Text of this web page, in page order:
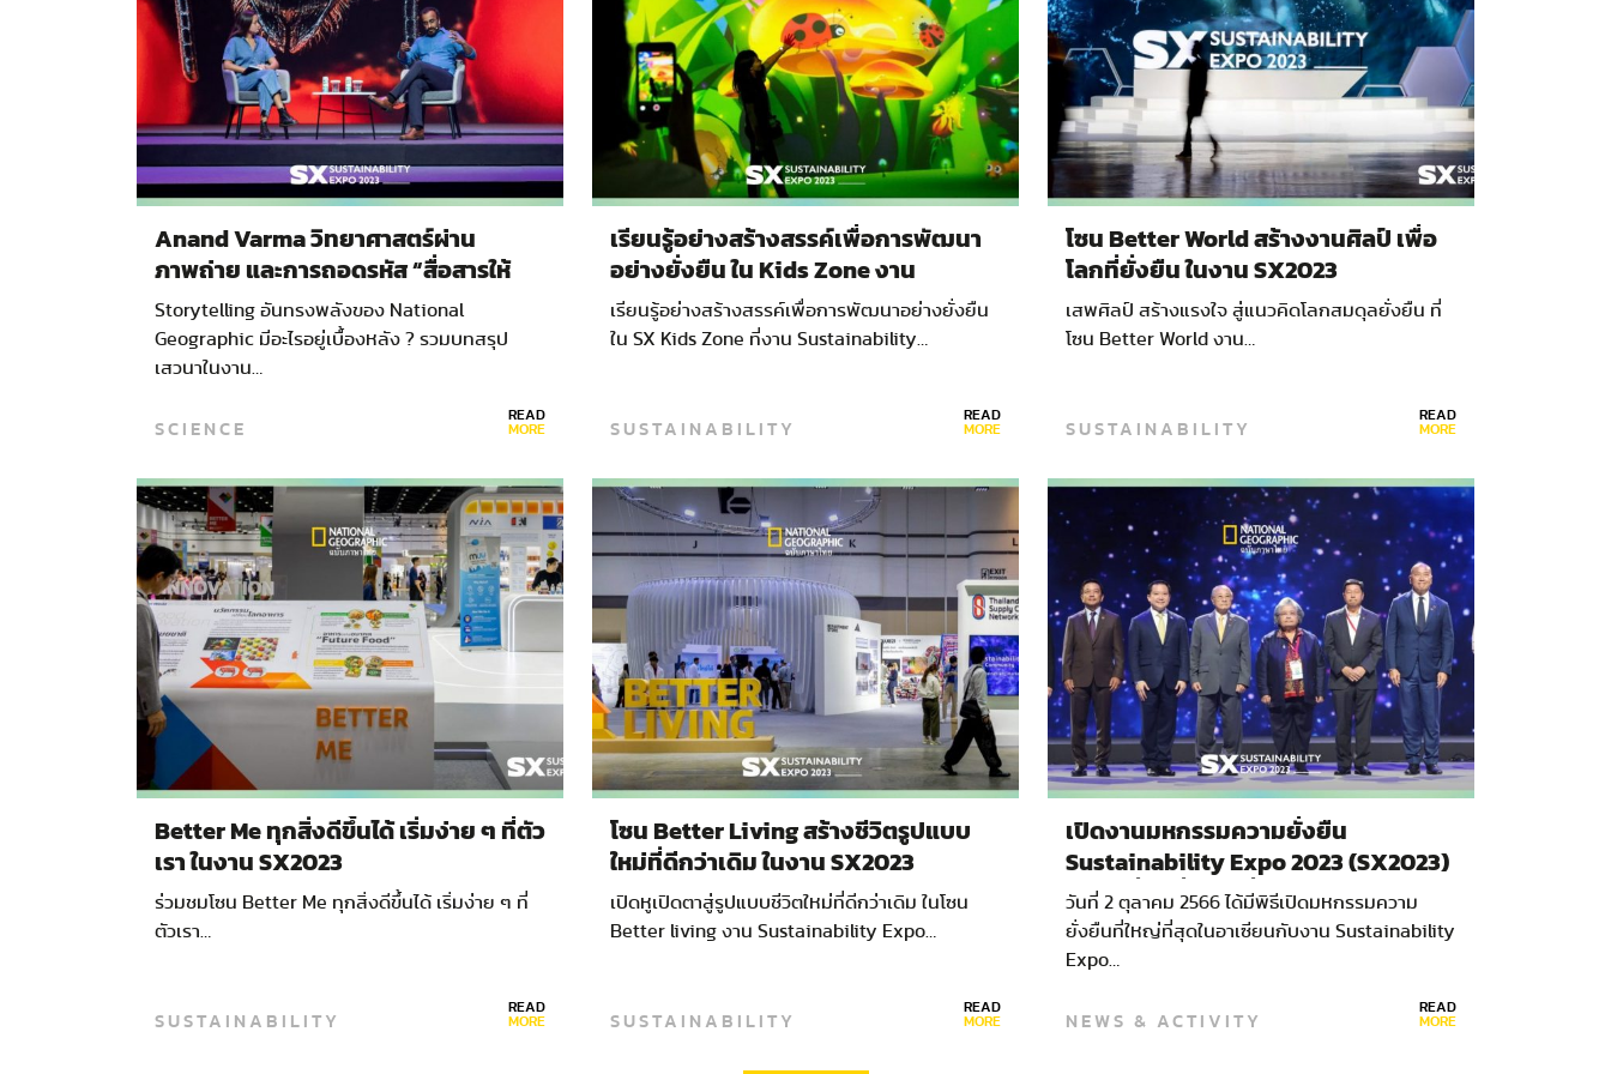
Anand Varma วิทยาศาสตร์ผ่าน
ภาพถ่าย และการถอดรหัส “สื่อสารให้
ทรงพลัง” แบบ National Geographic
ในงาน SX 2023
Storytelling อันทรงพลังของ National
Geographic มีอะไรอยู่เบื้องหลัง ? รวมบทสรุป
เสวนาในงาน…
SCIENCE READ
MORE
เรียนรู้อย่างสร้างสรรค์เพื่อการพัฒนา
อย่างยั่งยืน ใน Kids Zone งาน
SX2023
เรียนรู้อย่างสร้างสรรค์เพื่อการพัฒนาอย่างยั่งยืน
ใน SX Kids Zone ที่งาน Sustainability…
SUSTAINABILITY READ
MORE
โซน Better World สร้างงานศิลป์ เพื่อ
โลกที่ยั่งยืน ในงาน SX2023
เสพศิลป์ สร้างแรงใจ สู่แนวคิดโลกสมดุลยั่งยืน ที่
โซน Better World งาน…
SUSTAINABILITY READ
MORE
Better Me ทุกสิ่งดีขึ้นได้ เริ่มง่าย ๆ ที่ตัว
เรา ในงาน SX2023
ร่วมชมโซน Better Me ทุกสิ่งดีขึ้นได้ เริ่มง่าย ๆ ที่
ตัวเรา…
SUSTAINABILITY READ
MORE
โซน Better Living สร้างชีวิตรูปแบบ
ใหม่ที่ดีกว่าเดิม ในงาน SX2023
เปิดหูเปิดตาสู่รูปแบบชีวิตใหม่ที่ดีกว่าเดิม ในโซน
Better living งาน Sustainability Expo…
SUSTAINABILITY READ
MORE
เปิดงานมหกรรมความยั่งยืน
Sustainability Expo 2023 (SX2023)
สมดุลที่ดี เพื่อโลกที่ดีกว่า
วันที่ 2 ตุลาคม 2566 ได้มีพิธีเปิดมหกรรมความ
ยั่งยืนที่ใหญ่ที่สุดในอาเซียนกับงาน Sustainability
Expo…
NEWS & ACTIVITY READ
MORE